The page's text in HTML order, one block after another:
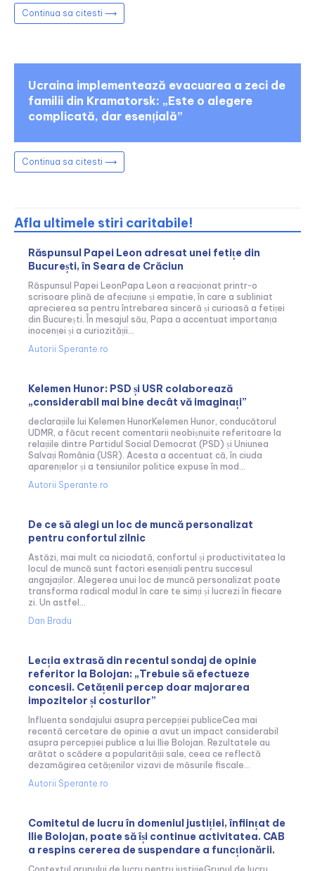
Continua sa citesti ⟶
Ucraina implementează evacuarea a zeci de
familii din Kramatorsk: „Este o alegere
complicată, dar esențială”
Continua sa citesti ⟶
Afla ultimele stiri caritabile!
Răspunsul Papei Leon adresat unei fetițe din
București, în Seara de Crăciun
Răspunsul Papei LeonPapa Leon a reacționat printr-o
scrisoare plină de afecțiune și empatie, în care a subliniat
aprecierea sa pentru întrebarea sinceră și curioasă a fetiței
din București. În mesajul său, Papa a accentuat importanța
inocenței și a curiozității...
Autorii Sperante.ro
Kelemen Hunor: PSD și USR colaborează
„considerabil mai bine decât vă imaginați”
declarațiile lui Kelemen HunorKelemen Hunor, conducătorul
UDMR, a făcut recent comentarii neobișnuite referitoare la
relațiile dintre Partidul Social Democrat (PSD) și Uniunea
Salvați România (USR). Acesta a accentuat că, în ciuda
aparențelor și a tensiunilor politice expuse în mod...
Autorii Sperante.ro
De ce să alegi un loc de muncă personalizat
pentru confortul zilnic
Astăzi, mai mult ca niciodată, confortul și productivitatea la
locul de muncă sunt factori esențiali pentru succesul
angajaților. Alegerea unui loc de muncă personalizat poate
transforma radical modul în care te simți și lucrezi în fiecare
zi. Un astfel...
Dan Bradu
Lecția extrasă din recentul sondaj de opinie
referitor la Bolojan: „Trebuie să efectueze
concesii. Cetățenii percep doar majorarea
impozitelor și costurilor”
Influenta sondajului asupra percepției publiceCea mai
recentă cercetare de opinie a avut un impact considerabil
asupra percepției publice a lui Ilie Bolojan. Rezultatele au
arătat o scădere a popularității sale, ceea ce reflectă
dezamăgirea cetățenilor vizavi de măsurile fiscale...
Autorii Sperante.ro
Comitetul de lucru în domeniul justiției, înființat de
Ilie Bolojan, poate să își continue activitatea. CAB
a respins cererea de suspendare a funcționării.